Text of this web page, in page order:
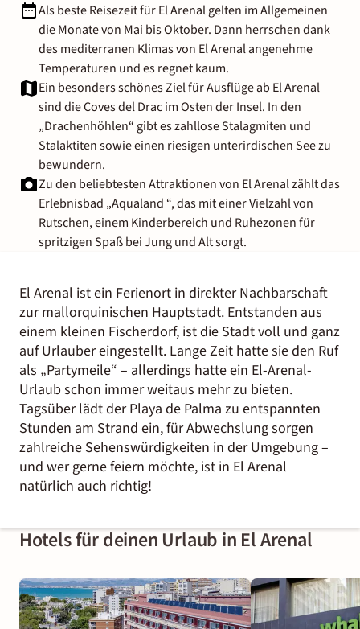
Als beste Reisezeit für El Arenal gelten im Allgemeinen
die Monate von Mai bis Oktober. Dann herrschen dank
des mediterranen Klimas von El Arenal angenehme
Temperaturen und es regnet kaum.
Ein besonders schönes Ziel für Ausflüge ab El Arenal
sind die Coves del Drac im Osten der Insel. In den
„Drachenhöhlen“ gibt es zahllose Stalagmiten und
Stalaktiten sowie einen riesigen unterirdischen See zu
bewundern.
Zu den beliebtesten Attraktionen von El Arenal zählt das
Erlebnisbad „Aqualand “, das mit einer Vielzahl von
Rutschen, einem Kinderbereich und Ruhezonen für
spritzigen Spaß bei Jung und Alt sorgt.
El Arenal ist ein Ferienort in direkter Nachbarschaft
zur mallorquinischen Hauptstadt. Entstanden aus
einem kleinen Fischerdorf, ist die Stadt voll und ganz
auf Urlauber eingestellt. Lange Zeit hatte sie den Ruf
als „Partymeile“ – allerdings hatte ein El-Arenal-
Urlaub schon immer weitaus mehr zu bieten.
Tagsüber lädt der Playa de Palma zu entspannten
Stunden am Strand ein, für Abwechslung sorgen
zahlreiche Sehenswürdigkeiten in der Umgebung –
und wer gerne feiern möchte, ist in El Arenal
natürlich auch richtig!
Hotels für deinen Urlaub in El Arenal